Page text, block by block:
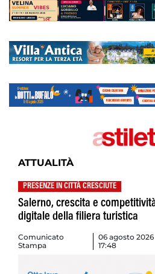
ATTUALITÀ
PRESENZE IN CITTÀ CRESCIUTE
Salerno, crescita e
digitale della filiera turistica
Comunicato
Stampa
06 agosto 2026
17:48